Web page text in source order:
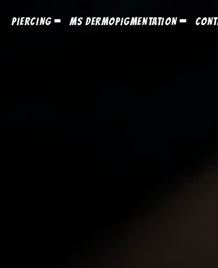
PIERCING MS DERMOPIGMENTATION
TOGGLE